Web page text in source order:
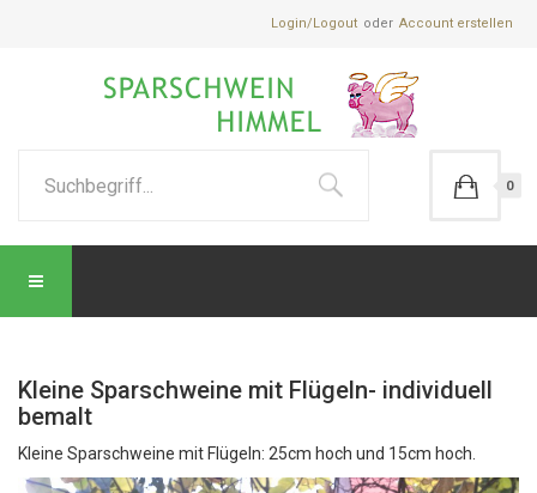
Login/Logout Account erstellen
0
Kleine Sparschweine mit Flügeln- individuell
bemalt
Kleine Sparschweine mit Flügeln: 25cm hoch und 15cm hoch.